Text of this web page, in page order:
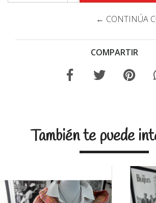
← CONTINÚA
COMPARTIR
También te puede